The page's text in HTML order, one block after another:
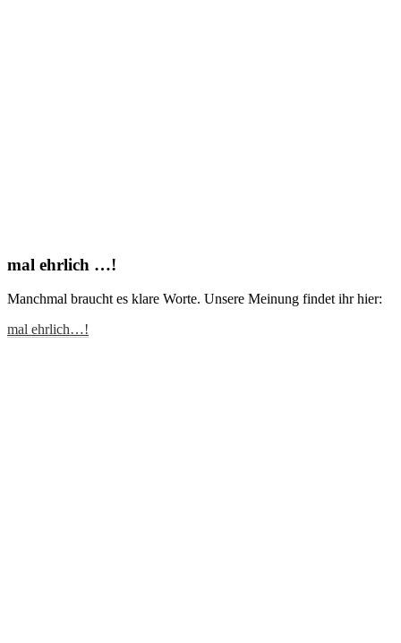
mal ehrlich …!
Manchmal braucht es klare Worte. Unsere Meinung findet ihr hier:
mal ehrlich…!